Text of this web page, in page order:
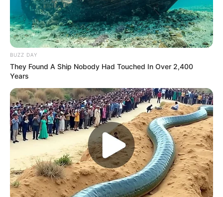
BUZZ DAY
They Found A Ship Nobody Had Touched In Over 2,400
Years